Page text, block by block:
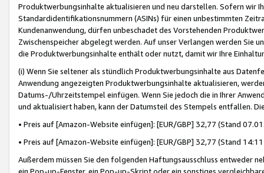
Produktwerbungsinhalte aktualisieren und neu darstellen. Sofern wir
Standardidentifikationsnummern (ASINs) für einen unbestimmten
Kundenanwendung, dürfen unbeschadet des Vorstehenden
Zwischenspeicher abgelegt werden. Auf unser Verlangen werden Sie
die Produktwerbungsinhalte enthält oder nutzt, damit wir Ihre
(i) Wenn Sie seltener als stündlich Produktwerbungsinhalte aus
Anwendung angezeigten Produktwerbungsinhalte aktualisieren,
Datums-/Uhrzeitstempel einfügen. Wenn Sie jedoch die in Ihrer
und aktualisiert haben, kann der Datumsteil des Stempels entfallen.
• Preis auf [Amazon-Website einfügen]: [EUR/GBP] 32,77 (Stand
• Preis auf [Amazon-Website einfügen]: [EUR/GBP] 32,77 (Stand
Außerdem müssen Sie den folgenden Haftungsausschluss entweder
ein Pop-up-Fenster, ein Pop-up-Skript oder ein sonstiges